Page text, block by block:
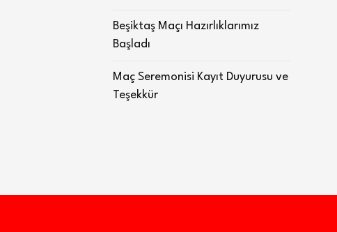
Beşiktaş Maçı Hazırlıklarımız
Başladı
Maç Seremonisi Kayıt Duyurusu ve
Teşekkür